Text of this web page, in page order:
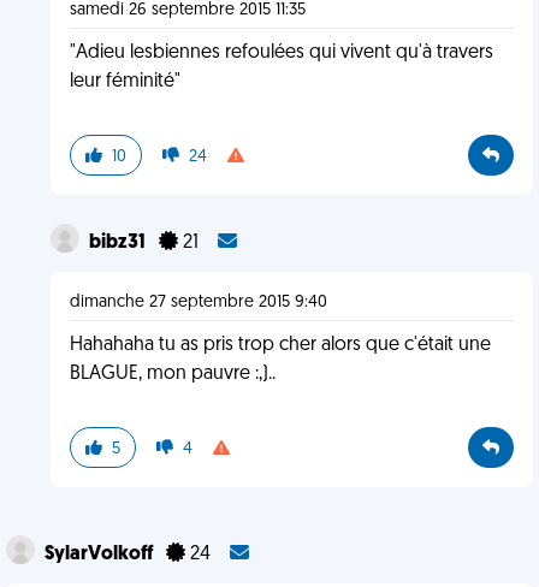
samedi 26 septembre 2015 11:35
"Adieu lesbiennes refoulées qui vivent qu'à travers
leur féminité"
10 24
bibz31 21
dimanche 27 septembre 2015 9:40
Hahahaha tu as pris trop cher alors que c'était une
BLAGUE, mon pauvre :,)..
5 4
SylarVolkoff 24